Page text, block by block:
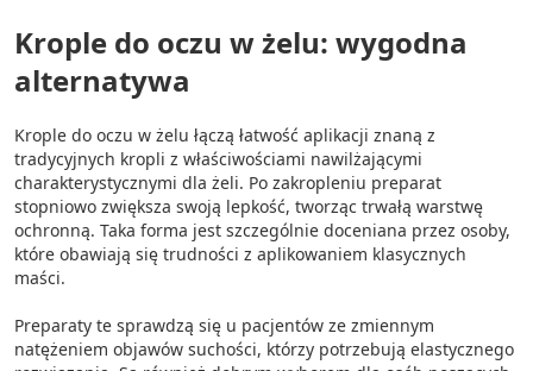
Krople do oczu w żelu: wygodna
alternatywa
Krople do oczu w żelu łączą łatwość aplikacji znaną z
tradycyjnych kropli z właściwościami nawilżającymi
charakterystycznymi dla żeli. Po zakropleniu preparat
stopniowo zwiększa swoją lepkość, tworząc trwałą warstwę
ochronną. Taka forma jest szczególnie doceniana przez osoby,
które obawiają się trudności z aplikowaniem klasycznych
maści.
Preparaty te sprawdzą się u pacjentów ze zmiennym
natężeniem objawów suchości, którzy potrzebują elastycznego
Użycie dokładnych danych
geolokalizacyjnych
aktywnie żądanych informacji
Cele przetwarzania inne niż IAB:
Niezbędne
Wydajność (Performance)